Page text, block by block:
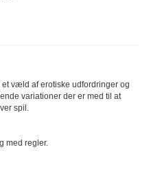
væld af erotiske udfordringer og
variationer der er med til at
spil.
med regler.